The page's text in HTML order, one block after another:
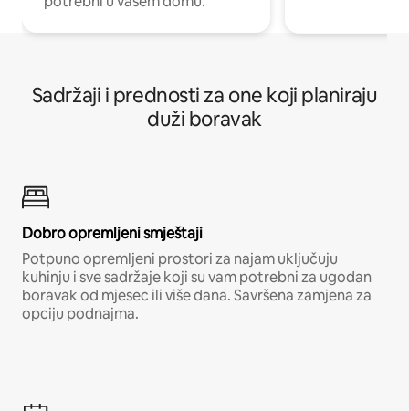
Sadržaji i prednosti za one koji planiraju
duži boravak
Dobro opremljeni smještaji
Potpuno opremljeni prostori za najam uključuju
kuhinju i sve sadržaje koji su vam potrebni za ugodan
boravak od mjesec ili više dana. Savršena zamjena za
opciju podnajma.